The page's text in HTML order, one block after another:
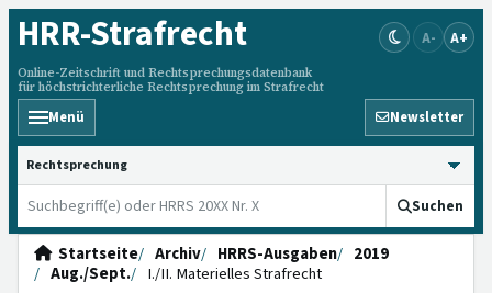
HRR-Strafrecht
Online-Zeitschrift und Rechtsprechungsdatenbank
für höchstrichterliche Rechtsprechung im Strafrecht
A- A+
Menü Newsletter
HRRS durchsuchen
Suchen
Startseite Archiv HRRS-Ausgaben
2019
Aug./Sept.
I./II. Materielles Strafrecht